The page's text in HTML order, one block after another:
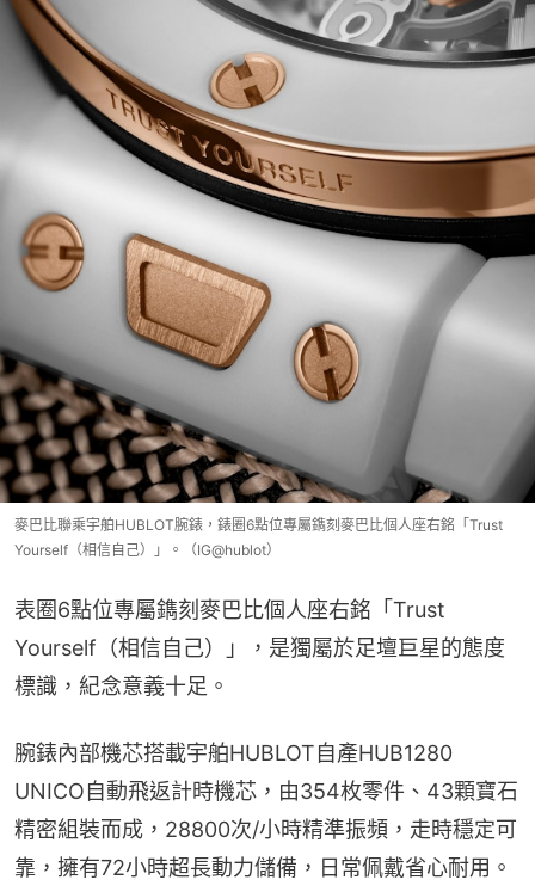
麥巴比聯乘宇舶HUBLOT腕錶，錶圈6點位專屬鐫刻麥巴比個人座右銘「Trust
Yourself（相信自己）」。（IG@hublot）
表圈6點位專屬鐫刻麥巴比個人座右銘「Trust
Yourself（相信自己）」，是獨屬於足壇巨星的態度
標識，紀念意義十足。
腕錶內部機芯搭載宇舶HUBLOT自產HUB1280
UNICO自動飛返計時機芯，由354枚零件、43顆寶石
精密組裝而成，28800次/小時精準振頻，走時穩定可
靠，擁有72小時超長動力儲備，日常佩戴省心耐用。